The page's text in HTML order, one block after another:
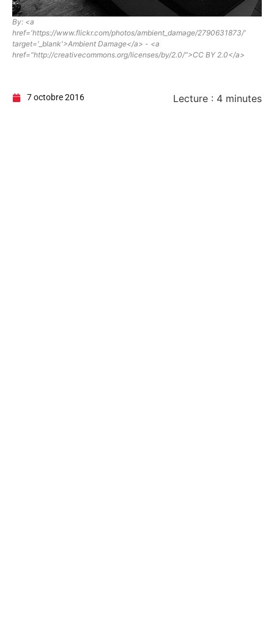
By: <a
href='https://www.flickr.com/photos/ambient_damage/2790631873/'
target='_blank'>Ambient Damage</a> - <a
href="http://creativecommons.org/licenses/by/2.0/">CC BY 2.0</a>
7 octobre 2016 Lecture : 4 minutes